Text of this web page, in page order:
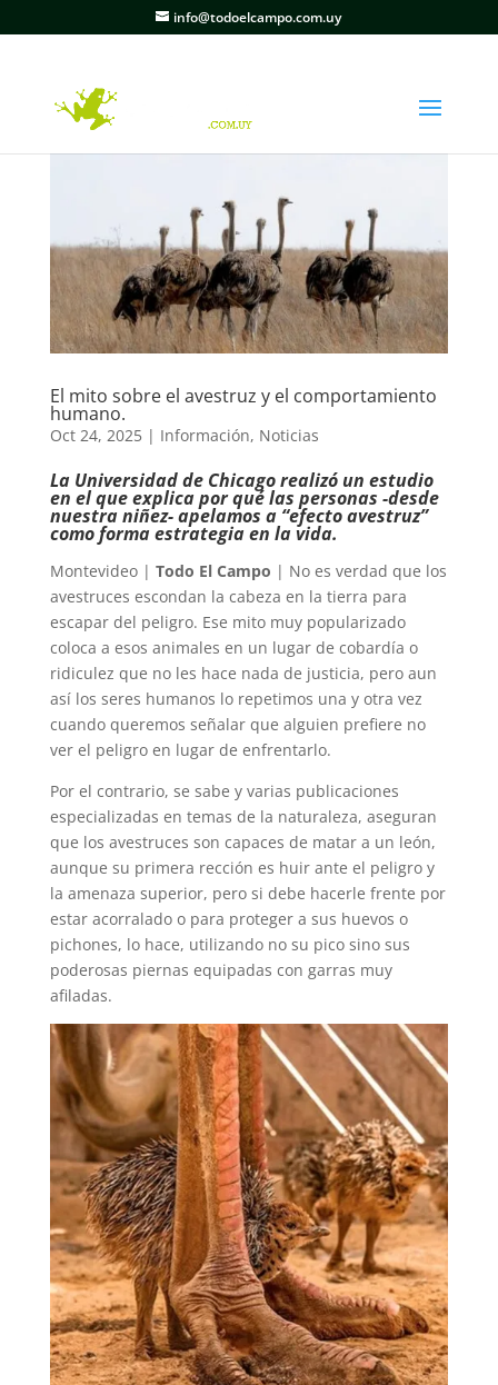
info@todoelcampo.com.uy
El mito sobre el avestruz y el comportamiento
humano.
Oct 24, 2025| Información, Noticias
La Universidad de Chicago realizó un estudio
en el que explica por qué las personas -desde
nuestra niñez- apelamos a “efecto avestruz”
como forma estrategia en la vida.
Montevideo | Todo El Campo | No es verdad que los
avestruces escondan la cabeza en la tierra para
escapar del peligro. Ese mito muy popularizado
coloca a esos animales en un lugar de cobardía o
ridiculez que no les hace nada de justicia, pero aun
así los seres humanos lo repetimos una y otra vez
cuando queremos señalar que alguien prefiere no
ver el peligro en lugar de enfrentarlo.
Por el contrario, se sabe y varias publicaciones
especializadas en temas de la naturaleza, aseguran
que los avestruces son capaces de matar a un león,
aunque su primera rección es huir ante el peligro y
la amenaza superior, pero si debe hacerle frente por
estar acorralado o para proteger a sus huevos o
pichones, lo hace, utilizando no su pico sino sus
poderosas piernas equipadas con garras muy
afiladas.